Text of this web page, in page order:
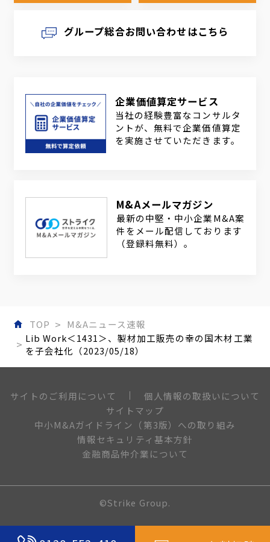
グループ総合お問い合わせはこちら
企業価値算定サービス
当社の経験豊富なコンサルタ
ントが、無料で企業価値算定
を実施させていただきます。
M&Aメールマガジン
最新の中堅・中小企業M&A案
件をメール配信しております
（登録料無料）。
TOP
M&Aニュース速報
Lib Work＜1431＞、製材加工販売の幸の国木材工業
を子会社化（2023/05/18）
サイトのご利用について
個人情報の取扱いについて
サイトマップ
中小M&Aガイドライン（第3版）への取り組み
情報セキュリティ基本方針
金融商品仲介業について
©Strike Group.